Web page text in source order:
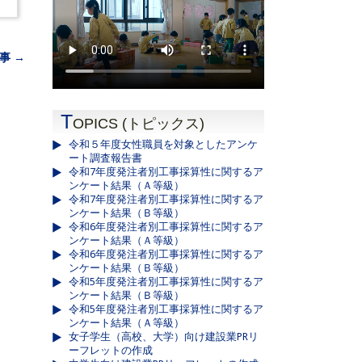
→
TOPICS (トピックス)
令和５年度女性職員を対象としたアンケ
ート調査報告書
令和7年度発注者別工事採算性に関するア
ンケート結果（Ａ等級）
令和7年度発注者別工事採算性に関するア
ンケート結果（Ｂ等級）
令和6年度発注者別工事採算性に関するア
ンケート結果（Ａ等級）
令和6年度発注者別工事採算性に関するア
ンケート結果（Ｂ等級）
令和5年度発注者別工事採算性に関するア
ンケート結果（Ｂ等級）
令和5年度発注者別工事採算性に関するア
ンケート結果（Ａ等級）
女子学生（高校、大学）向け建設業PRリ
ーフレットの作成